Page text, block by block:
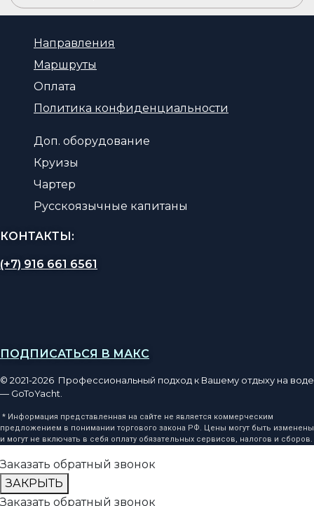
Направления
Маршруты
Оплата
Политика конфиденциальности
Доп. оборудование
Круизы
Чартер
Русскоязычные капитаны
КОНТАКТЫ:
(+7) 916 661 6561
ПОДПИСАТЬСЯ В МАКС
© 2021-2026 Профессиональный подход к Вашему отдыху на воде
— GoToYacht.
* Информация представленная на сайте не является коммерческим
предложением в понимании торгового закона РФ. Цены могут быть изменены
и могут не включать в себя оплату обязательных сервисов, налогов и сборов.
Заказать обратный звонок
ЗАКРЫТЬ
Заказать обратный звонок